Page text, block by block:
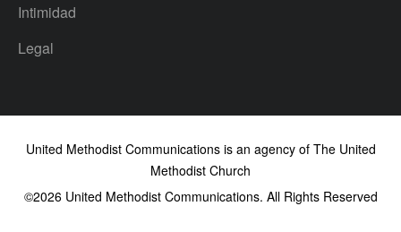
Intimidad
Legal
United Methodist Communications is an agency of The United
Methodist Church
©2026United Methodist Communications. All Rights Reserved